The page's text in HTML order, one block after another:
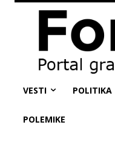
VESTI POLITIKA
POLEMIKE